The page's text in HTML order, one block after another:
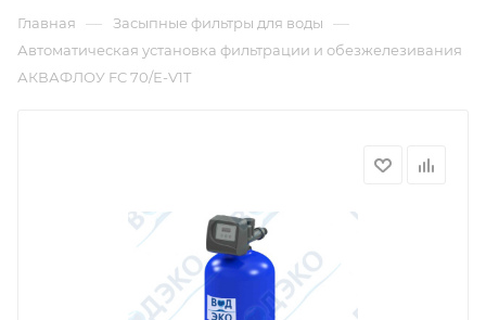
Главная — Засыпные фильтры для воды —
Автоматическая установка фильтрации и обезжелезивания
АКВАФЛОУ FC 70/Е-V1T